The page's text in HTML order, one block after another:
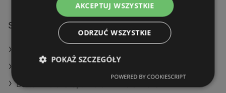
Sklepy Bolton Polska Sp. z o.o. w:
Bolton Polska Sp. z o.o. w Biała Piska
AKCEPTUJ WSZYSTKIE
ODRZUĆ WSZYSTKIE
POKAŻ SZCZEGÓŁY
POWERED BY COOKIESCRIPT